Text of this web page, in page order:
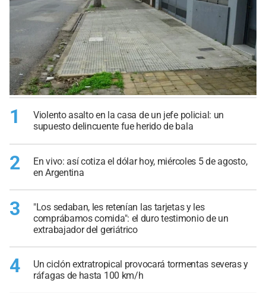
1
Violento asalto en la casa de un jefe policial: un
supuesto delincuente fue herido de bala
2
En vivo: así cotiza el dólar hoy, miércoles 5 de agosto,
en Argentina
3
"Los sedaban, les retenían las tarjetas y les
comprábamos comida": el duro testimonio de un
extrabajador del geriátrico
4
Un ciclón extratropical provocará tormentas severas y
ráfagas de hasta 100 km/h